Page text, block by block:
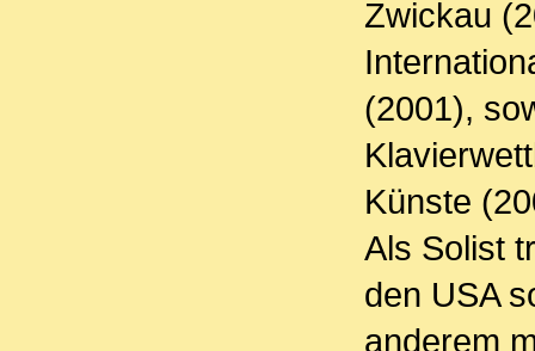
Zwickau
(2001),
Künste
Als Solist
den USA
anderem